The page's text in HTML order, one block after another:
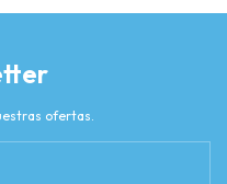
ofertas.